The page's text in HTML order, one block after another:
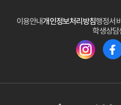
이용안내개인정보처리방침행정서
학생상담
(새 창 열림)
(